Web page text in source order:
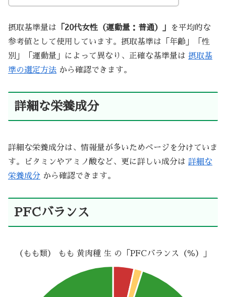
摂取基準量は 「20代女性（運動量：普通）」
を平均的な
参考値として使用しています。摂取基準は「年齢」「性
別」「運動量」によって異なり、正確な基準量は 摂取基
準の選定方法 から確認できます。
詳細な栄養成分
詳細な栄養成分は、情報量が多いためページを分けていま
す。ビタミンやアミノ酸など、更に詳しい成分は 詳細な
栄養成分 から確認できます。
PFCバランス
（もも類） もも 黄肉種 生 の「PFCバランス（％）」